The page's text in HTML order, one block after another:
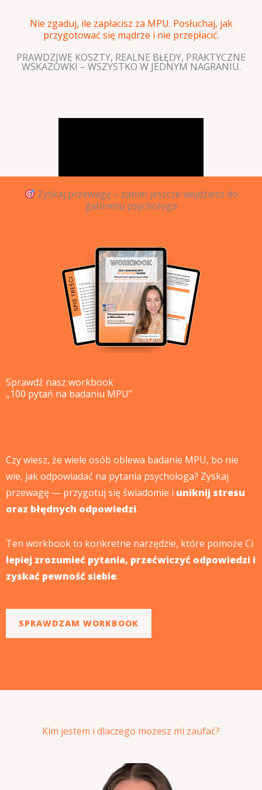
Nie zgaduj, ile zapłacisz za MPU. Posłuchaj, jak
przygotować się mądrze i nie przepłacić.
PRAWDZIWE KOSZTY, REALNE BŁĘDY, PRAKTYCZNE
WSKAZÓWKI – WSZYSTKO W JEDNYM NAGRANIU.
Zyskaj przewagę – zanim jeszcze wejdziesz do
gabinetu psychologa
Sprawdź nasz workbook
„100 pytań na badaniu MPU”
Czy wiesz, że wiele osób oblewa badanie MPU, bo nie
wie, jak odpowiadać na pytania psychologa? Zyskaj
przewagę — przygotuj się świadomie i uniknij stresu
oraz błędnych odpowiedzi.
Ten workbook to konkretne narzędzie, które pomoże Ci
lepiej zrozumieć pytania, przećwiczyć odpowiedzi i
zyskać pewność siebie.
SPRAWDZAM WORKBOOK
Kim jestem i dlaczego możesz mi zaufać?